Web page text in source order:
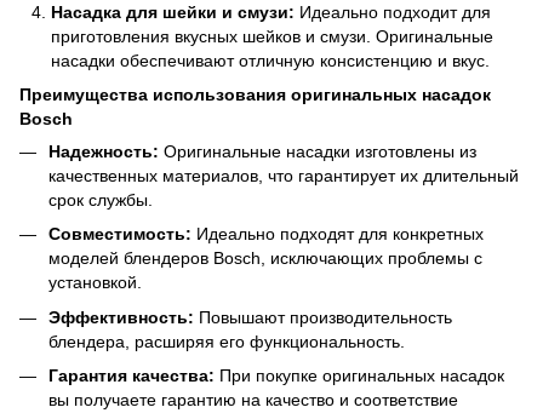
Насадка для шейки и смузи: Идеально подходит для
приготовления вкусных шейков и смузи. Оригинальные
насадки обеспечивают отличную консистенцию и вкус.
Преимущества использования оригинальных насадок
Bosch
Надежность: Оригинальные насадки изготовлены из
качественных материалов, что гарантирует их длительный
срок службы.
Совместимость: Идеально подходят для конкретных
моделей блендеров Bosch, исключающих проблемы с
установкой.
Эффективность: Повышают производительность
блендера, расширяя его функциональность.
Гарантия качества: При покупке оригинальных насадок
вы получаете гарантию на качество и соответствие